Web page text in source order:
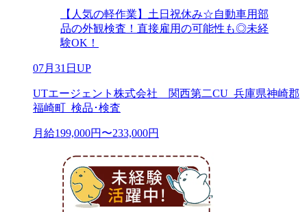
【人気の軽作業】土日祝休み☆自動車用部
品の外観検査！直接雇用の可能性も◎未経
験OK！
07月31日UP
UTエージェント株式会社 関西第二CU_兵庫県神崎郡
福崎町_検品･検査
月給199,000円〜233,000円